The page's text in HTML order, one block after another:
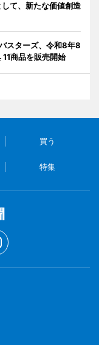
て、新たな価値創造
スターズ、令和8年8
商品を販売開始
買う
特集